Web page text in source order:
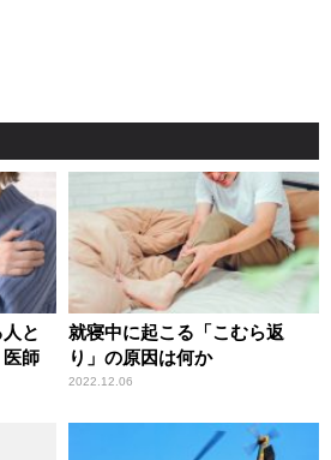
と
師
就寝中に起こる「こむら返
り」の原因は何か
2022.12.06